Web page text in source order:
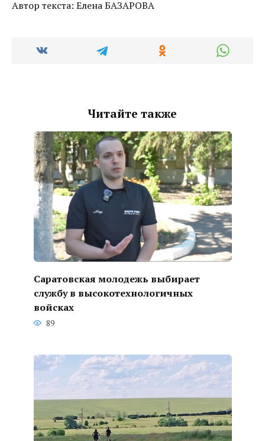
Автор текста: Елена БАЗАРОВА
Читайте также
Саратовская молодежь выбирает
службу в высокотехнологичных
войсках
89